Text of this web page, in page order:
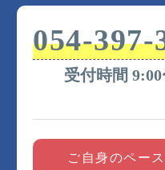
054-397-
受付時間
ご自身のペー